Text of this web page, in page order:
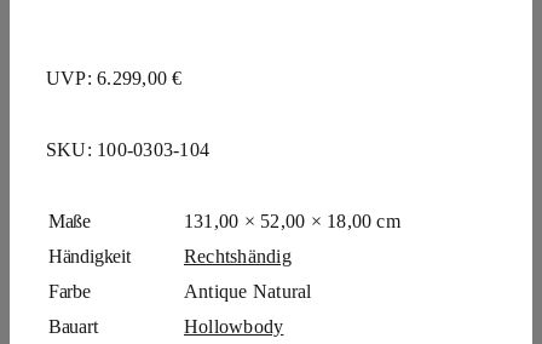
UVP: 6.299,00 €
SKU: 100-0303-104
Maße
131,00 × 52,00 × 18,00 cm
Händigkeit
Rechtshändig
Farbe
Antique Natural
Bauart
Hollowbody